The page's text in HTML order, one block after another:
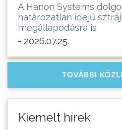
A Hanon Systems
határozatlan idejű
megállapodásra is
- 2026.07.25.
TOVÁBBI
Kiemelt hírek